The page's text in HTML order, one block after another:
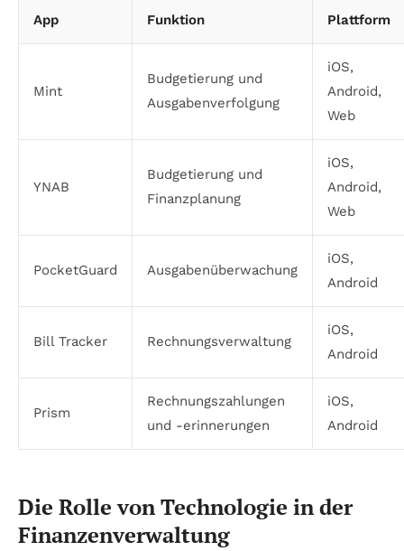
App Funktion Plattform
Mint
Budgetierung und
Ausgabenverfolgung
iOS,
Android,
Web
YNAB
Budgetierung und
Finanzplanung
iOS,
Android,
Web
PocketGuard Ausgabenüberwachung
iOS,
Android
Bill Tracker Rechnungsverwaltung
iOS,
Android
Prism
Rechnungszahlungen
und -erinnerungen
iOS,
Android
Die Rolle von Technologie in der
Finanzenverwaltung